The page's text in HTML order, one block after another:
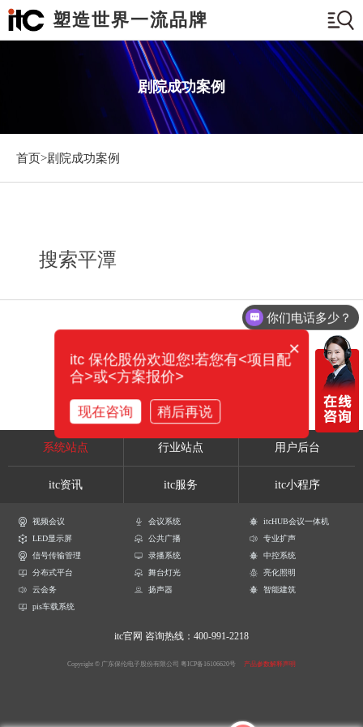
塑造世界一流品牌
剧院成功案例
首页>剧院成功案例
搜索平潭
系统站点 行业站点 用户后台
itc资讯 itc服务 itc小程序
视频会议 会议系统
itcHUB会议一体机
LED显示屏
公共广播
专业扩声
信号传输管理
录播系统
中控系统
分布式平台
舞台灯光
亮化照明
云会务
扬声器
智能建筑
pis车载系统
itc官网 咨询热线：400-991-2218
Copyright © 广东保伦电子股份有限公司 粤ICP备16106620号 产品参数解释声明
你们电话多少？
×
itc 保伦股份欢迎您!若您有<项目配
合>或<方案报价>
现在咨询 稍后再说